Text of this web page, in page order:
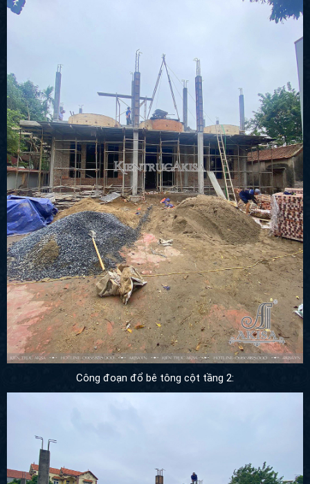
Công đoạn đổ bê tông cột tầng 2: